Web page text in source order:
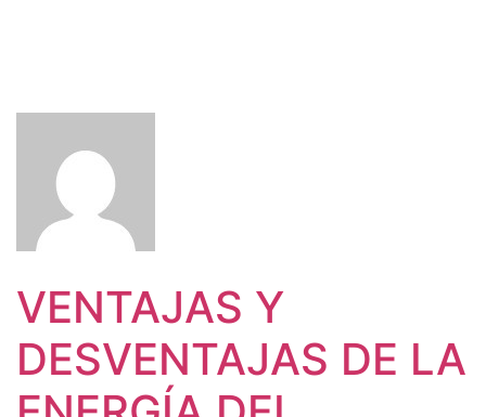
VENTAJAS Y
DESVENTAJAS DE LA